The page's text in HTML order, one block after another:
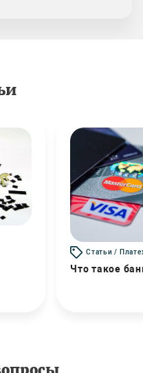
Статьи /
Что такое